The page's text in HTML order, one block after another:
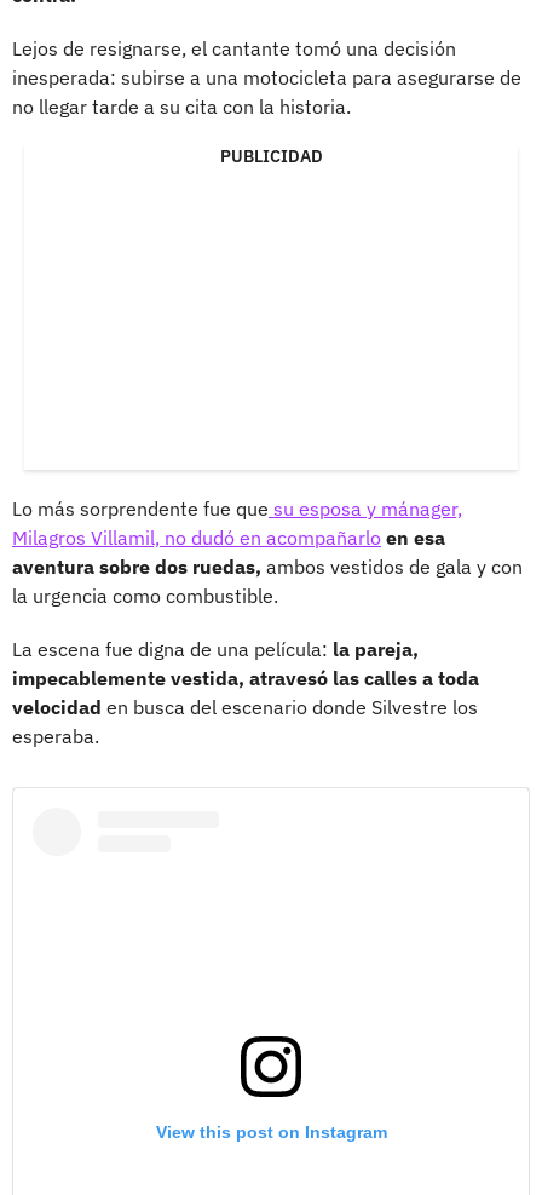
Lejos de resignarse, el cantante tomó una decisión
inesperada: subirse a una motocicleta para asegurarse de
no llegar tarde a su cita con la historia.
PUBLICIDAD
Lo más sorprendente fue que su esposa y mánager,
Milagros Villamil, no dudó en acompañarlo en esa
aventura sobre dos ruedas, ambos vestidos de gala y con
la urgencia como combustible.
La escena fue digna de una película: la pareja,
impecablemente vestida, atravesó las calles a toda
velocidad en busca del escenario donde Silvestre los
esperaba.
View this post on Instagram